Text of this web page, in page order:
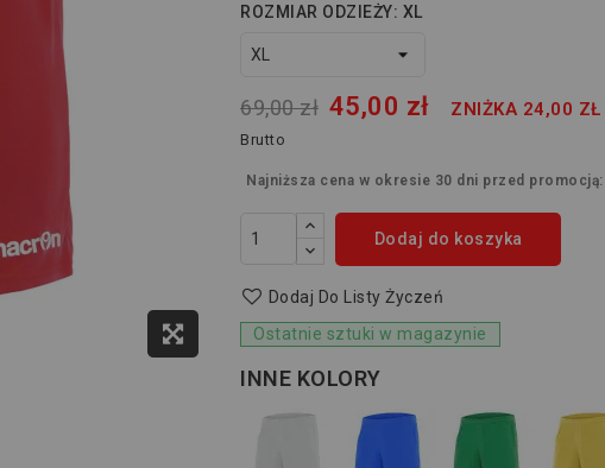
ROZMIAR ODZIEŻY: XL
69,00 zł 45,00 zł ZNIŻKA 24,00 ZŁ
Brutto
Najniższa cena w okresie 30 dni przed promocją:
Dodaj do koszyka
Dodaj Do Listy Życzeń
Ostatnie sztuki w magazynie
INNE KOLORY